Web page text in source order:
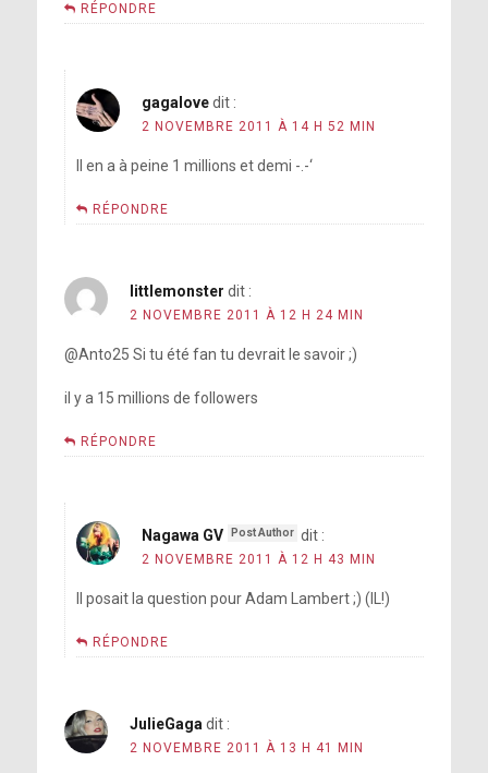
RÉPONDRE
gagalove dit :
2 NOVEMBRE 2011 À 14 H 52 MIN
Il en a à peine 1 millions et demi -.-‘
RÉPONDRE
littlemonster dit :
2 NOVEMBRE 2011 À 12 H 24 MIN
@Anto25 Si tu été fan tu devrait le savoir ;)
il y a 15 millions de followers
RÉPONDRE
Nagawa GV dit :
2 NOVEMBRE 2011 À 12 H 43 MIN
Il posait la question pour Adam Lambert ;) (IL!)
RÉPONDRE
JulieGaga dit :
2 NOVEMBRE 2011 À 13 H 41 MIN